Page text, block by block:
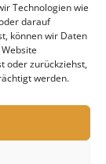
Technologien wie
darauf
können wir Daten
oder zurückziehst,
werden.